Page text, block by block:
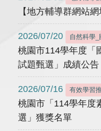
【地方輔導群網站網
2026/07/20 自然科學_
桃園市114學年度「
試題甄選」成績公告
2026/07/16 有效學習
桃園市「114學年度
選」獲獎名單